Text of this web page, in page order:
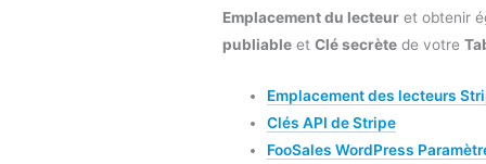
Emplacement du lecteur et obtenir
publiable et Clé secrète de votre
Emplacement des lecteurs
Clés API de Stripe
FooSales WordPress